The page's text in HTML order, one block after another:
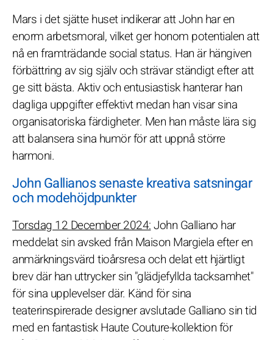
Mars i det sjätte huset indikerar att John har en
enorm arbetsmoral, vilket ger honom potentialen att
nå en framträdande social status. Han är hängiven
förbättring av sig själv och strävar ständigt efter att
ge sitt bästa. Aktiv och entusiastisk hanterar han
dagliga uppgifter effektivt medan han visar sina
organisatoriska färdigheter. Men han måste lära sig
att balansera sina humör för att uppnå större
harmoni.
John Gallianos senaste kreativa satsningar
och modehöjdpunkter
Torsdag 12 December 2024:John Galliano har
meddelat sin avsked från Maison Margiela efter en
anmärkningsvärd tioårsresa och delat ett hjärtligt
brev där han uttrycker sin "glädjefyllda tacksamhet"
för sina upplevelser där. Känd för sina
teaterinspirerade designer avslutade Galliano sin tid
med en fantastisk Haute Couture-kollektion för